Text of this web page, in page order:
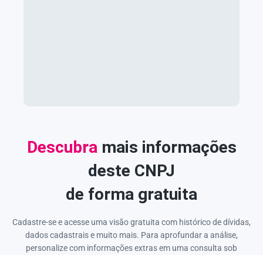
Descubra mais informações
deste CNPJ
de forma gratuita
Cadastre-se e acesse uma visão gratuita com histórico de dívidas,
dados cadastrais e muito mais. Para aprofundar a análise,
personalize com informações extras em uma consulta sob